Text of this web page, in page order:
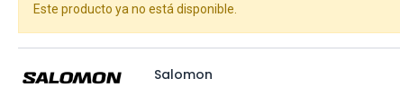
Este producto ya no está disponible.
Salomon